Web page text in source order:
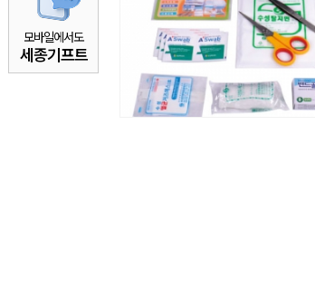
모바일에서도
세종기프트